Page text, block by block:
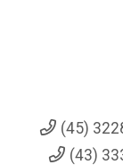
(45)
(43)